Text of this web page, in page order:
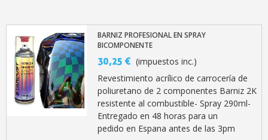
BARNIZ PROFESIONAL EN SPRAY
BICOMPONENTE
30,25 € (impuestos inc.)
Revestimiento acrílico de carrocería de
poliuretano de 2 componentes Barniz 2K
resistente al combustible- Spray 290ml-
Entregado en 48 horas para un
pedido en Espana antes de las 3pm